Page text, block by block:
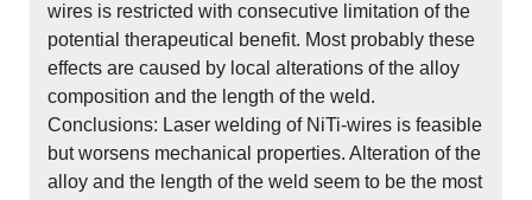
wires is restricted with consecutive limitation of the
potential therapeutical benefit. Most probably these
effects are caused by local alterations of the alloy
composition and the length of the weld.
Conclusions: Laser welding of NiTi-wires is feasible
but worsens mechanical properties. Alteration of the
alloy and the length of the weld seem to be the most